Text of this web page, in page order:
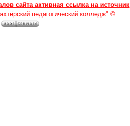
сайта активная ссылка на источник
педагогический колледж" ©